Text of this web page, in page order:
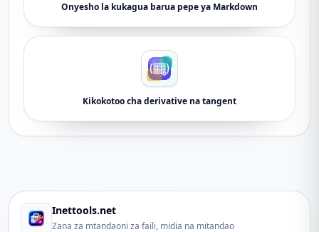
Onyesho la kukagua barua pepe ya Markdown
Kikokotoo cha derivative na tangent
Inettools.net
Zana za mtandaoni za faili, midia na mitandao